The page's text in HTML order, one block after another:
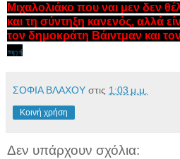
Μιχαλολιάκο που ναι μεν δεν
και τη σύντηξη κανενός, αλλά
τον δημοκράτη Βάιντμαν και
πηγή
ΣΟΦΙΑ ΒΛΑΧΟΥ στις 1:03 μ.μ.
Κοινή χρήση
Δεν υπάρχουν σχόλια: